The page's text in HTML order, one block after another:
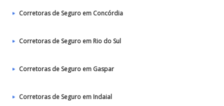
Corretoras de Seguro em Concórdia
Corretoras de Seguro em Rio do Sul
Corretoras de Seguro em Gaspar
Corretoras de Seguro em Indaial